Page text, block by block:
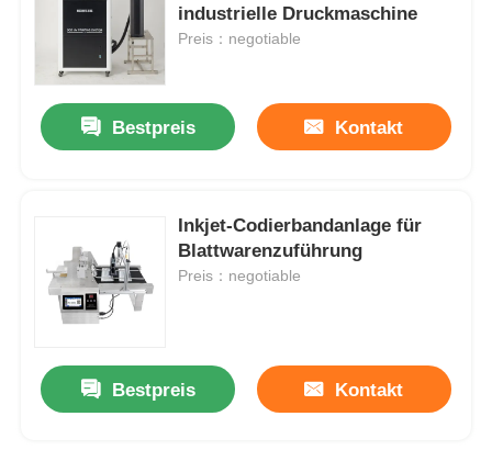
Fabrik Tour
Qualitätskontrolle
Referenzen
Maschine zum Markieren mit Faserlaser
industrielle Druckmaschine
Preis：negotiable
Bestpreis Kontakt
Inkjet-Codierbandanlage für
Blattwarenzuführung
Preis：negotiable
Bestpreis Kontakt